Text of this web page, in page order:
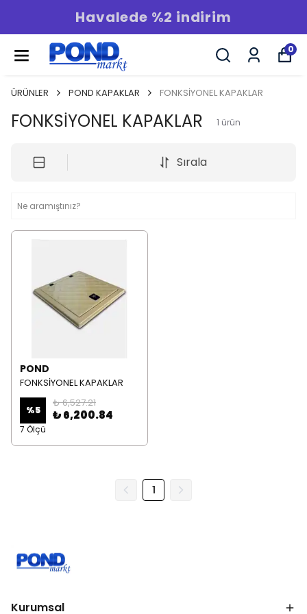
Havalede %2 indirim
0
ÜRÜNLER POND KAPAKLAR FONKSİYONEL KAPAKLAR
FONKSİYONEL KAPAKLAR 1 ürün
Sırala
POND
FONKSİYONEL KAPAKLAR
%5
₺ 6,527.21
₺ 6,200.84
7 Ölçü
1
Kurumsal